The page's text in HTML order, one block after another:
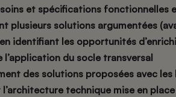
et spécifications fonctionnelles
plusieurs solutions argumentées
identifiant les opportunités
du socle transversal
des solutions proposées avec les
technique mise en place